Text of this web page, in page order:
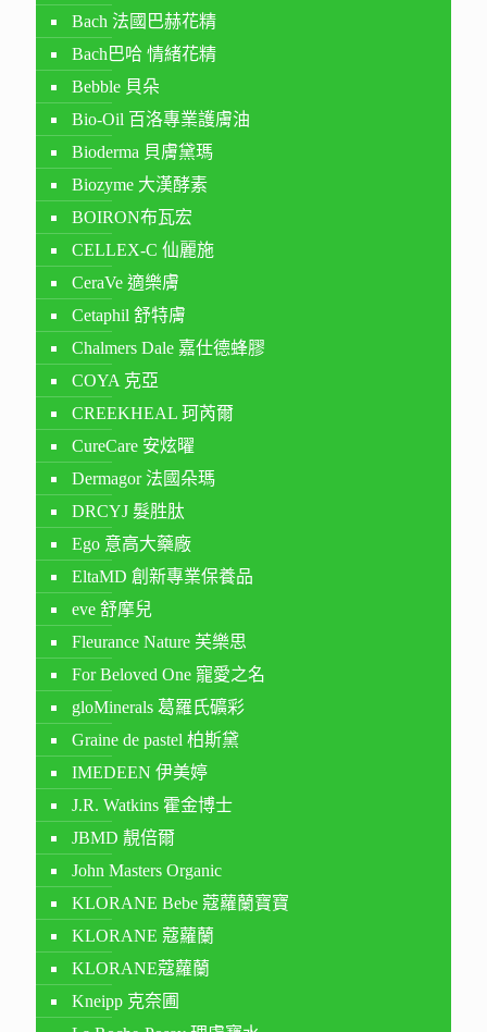
Bach 法國巴赫花精
Bach巴哈 情緒花精
Bebble 貝朵
Bio-Oil 百洛專業護膚油
Bioderma 貝膚黛瑪
Biozyme 大漢酵素
BOIRON布瓦宏
CELLEX-C 仙麗施
CeraVe 適樂膚
Cetaphil 舒特膚
Chalmers Dale 嘉仕德蜂膠
COYA 克亞
CREEKHEAL 珂芮爾
CureCare 安炫曜
Dermagor 法國朵瑪
DRCYJ 髮胜肽
Ego 意高大藥廠
EltaMD 創新專業保養品
eve 舒摩兒
Fleurance Nature 芙樂思
For Beloved One 寵愛之名
gloMinerals 葛羅氏礦彩
Graine de pastel 柏斯黛
IMEDEEN 伊美婷
J.R. Watkins 霍金博士
JBMD 靚倍爾
John Masters Organic
KLORANE Bebe 蔻蘿蘭寶寶
KLORANE 蔻蘿蘭
KLORANE蔻蘿蘭
Kneipp 克奈圃